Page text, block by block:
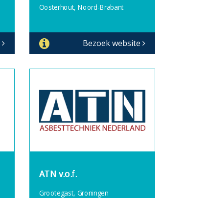
Oosterhout, Noord-Brabant
Bezoek website
ATN v.o.f.
Grootegast, Groningen